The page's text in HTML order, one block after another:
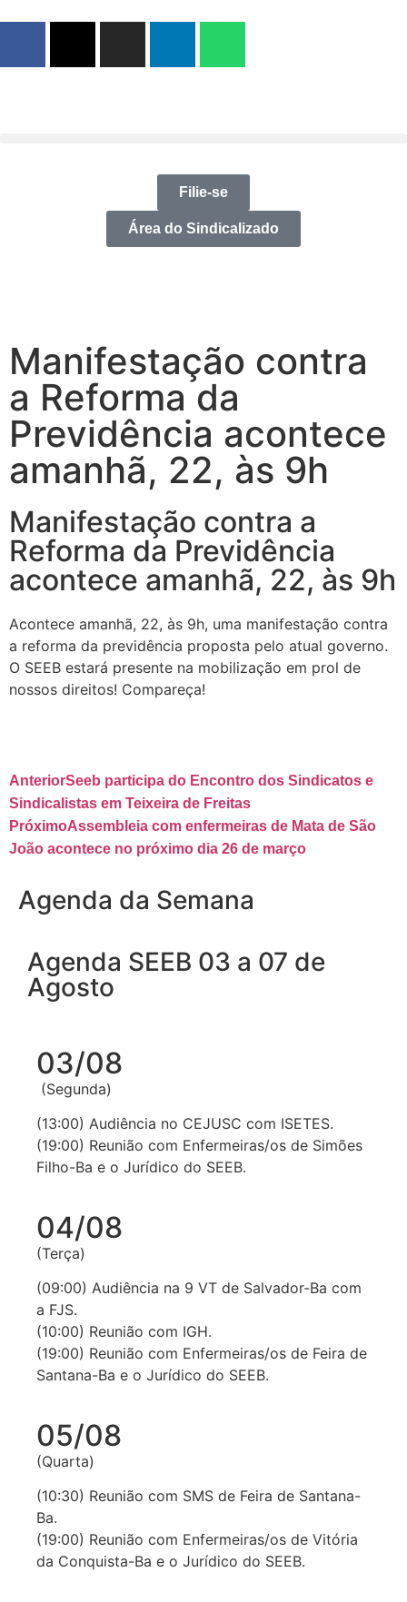
Filie-se
Área do Sindicalizado
Manifestação contra
a Reforma da
Previdência acontece
amanhã, 22, às 9h
Manifestação contra a
Reforma da Previdência
acontece amanhã, 22, às 9h
Acontece amanhã, 22, às 9h, uma manifestação contra
a reforma da previdência proposta pelo atual governo.
O SEEB estará presente na mobilização em prol de
nossos direitos! Compareça!
AnteriorSeeb participa do Encontro dos Sindicatos e
Sindicalistas em Teixeira de Freitas
PróximoAssembleia com enfermeiras de Mata de São
João acontece no próximo dia 26 de março
Agenda da Semana
Agenda SEEB 03 a 07 de
Agosto
03/08
(Segunda)
(13:00) Audiência no CEJUSC com ISETES.
(19:00) Reunião com Enfermeiras/os de Simões
Filho-Ba e o Jurídico do SEEB.
04/08
(Terça)
(09:00) Audiência na 9 VT de Salvador-Ba com
a FJS.
(10:00) Reunião com IGH.
(19:00) Reunião com Enfermeiras/os de Feira de
Santana-Ba e o Jurídico do SEEB.
05/08
(Quarta)
(10:30) Reunião com SMS de Feira de Santana-
Ba.
(19:00) Reunião com Enfermeiras/os de Vitória
da Conquista-Ba e o Jurídico do SEEB.